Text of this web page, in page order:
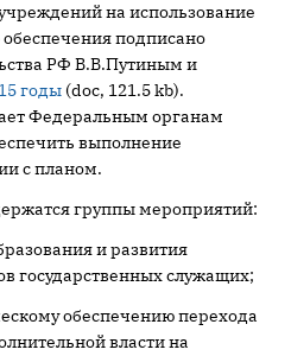
на использование
подписано
РФ В.В.Путиным и
годы (doc, 121.5 kb).
Федеральным органам
выполнение
с планом.
группы мероприятий:
и развития
государственных служащих;
обеспечению перехода
власти на